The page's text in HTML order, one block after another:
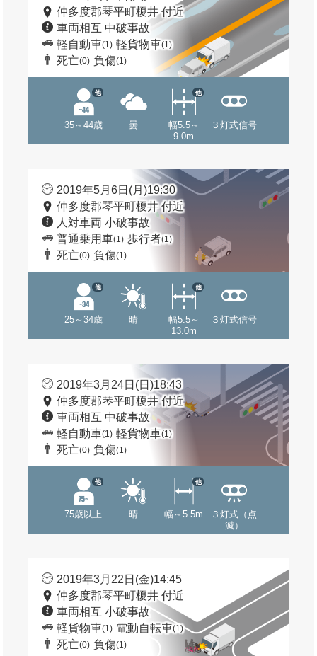
仲多度郡琴平町榎井 付近
車両相互 中破事故
軽自動車(1) 軽貨物車(1)
死亡(0) 負傷(1)
35～44歳
他
曇
幅5.5～
9.0m
他
３灯式信号
2019年5月6日(月)19:30
仲多度郡琴平町榎井 付近
人対車両 小破事故
普通乗用車(1) 歩行者(1)
死亡(0) 負傷(1)
25～34歳
他
晴
幅5.5～
13.0m
他
３灯式信号
2019年3月24日(日)18:43
仲多度郡琴平町榎井 付近
車両相互 中破事故
軽自動車(1) 軽貨物車(1)
死亡(0) 負傷(1)
75歳以上
他
晴 幅～5.5m
他
３灯式（点
滅）
2019年3月22日(金)14:45
仲多度郡琴平町榎井 付近
車両相互 小破事故
軽貨物車(1) 電動自転車(1)
死亡(0) 負傷(1)